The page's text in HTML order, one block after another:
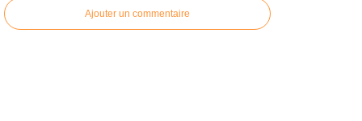
Ajouter un commentaire